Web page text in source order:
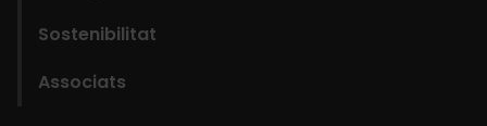
Sostenibilitat
Associats